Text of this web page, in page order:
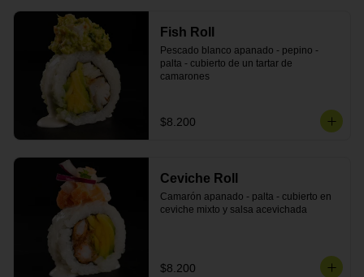
Fish Roll
Pescado blanco apanado - pepino -
palta - cubierto de un tartar de
camarones
$8.200
Ceviche Roll
Camarón apanado - palta - cubierto en
ceviche mixto y salsa acevichada
$8.200